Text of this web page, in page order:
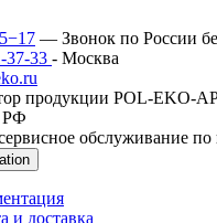
— Звонок по России
37-33 - Москва
продукции POL-EKO-
РФ
обслуживание по
и доставка